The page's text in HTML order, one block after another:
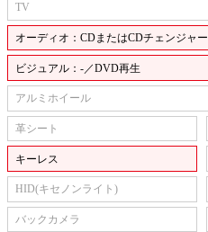
TV
オーディオ：CDまたはCDチェンジャー
ビジュアル：-／DVD再生
アルミホイール
革シート
キーレス
HID(キセノンライト)
バックカメラ